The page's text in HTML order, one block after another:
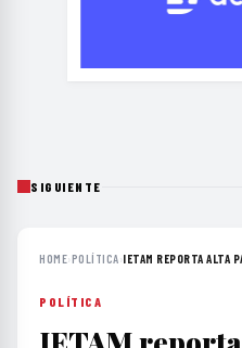
SIGUIENTE
HOME›POLÍTICA›IETAM REPORTA ALTA
POLÍTICA